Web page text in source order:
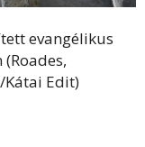
evangélikus
Kátai Edit)